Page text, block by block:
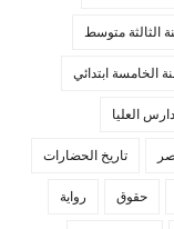
الثالثة متوسط
الخامسة ابتدائي
العليا
تاريخ الحضارات
حقوق رواية